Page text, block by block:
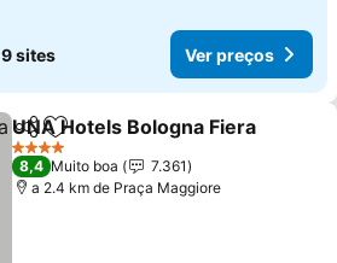
9 sites Ver preços
PartilharAdicionar aos favoritos
UNA Hotels Bologna Fiera
4 Estrelas
8,4 Muito boa
7.361
a 2.4 km de Praça Maggiore